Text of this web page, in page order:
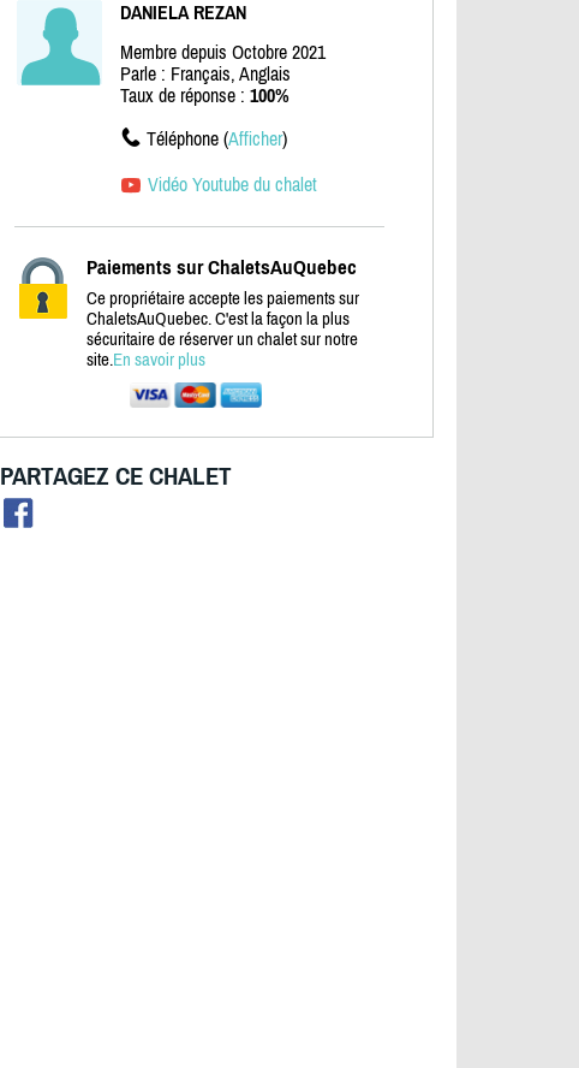
DANIELA REZAN
Membre depuis Octobre 2021
Parle : Français, Anglais
Taux de réponse : 100%
Téléphone (Afficher)
Vidéo Youtube du chalet
Paiements sur ChaletsAuQuebec
Ce propriétaire accepte les paiements sur
ChaletsAuQuebec. C'est la façon la plus
sécuritaire de réserver un chalet sur notre
site.En savoir plus
PARTAGEZ CE CHALET